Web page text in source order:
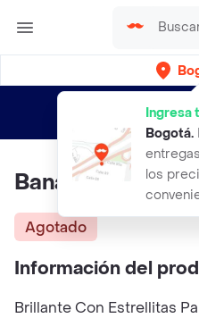
Ingresa
Bogotá.
los
envíos gratis
Banana STAR
Agotado
Información del
Brillante Con Estrellitas